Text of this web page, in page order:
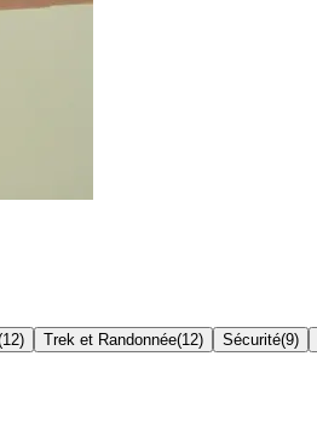
12) Trek et Randonnée(12) Sécurité(9)